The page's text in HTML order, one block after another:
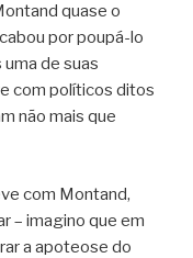
quase o
por poupá-lo
de suas
com políticos ditos
não mais que
com Montand,
– imagino que em
a apoteose do